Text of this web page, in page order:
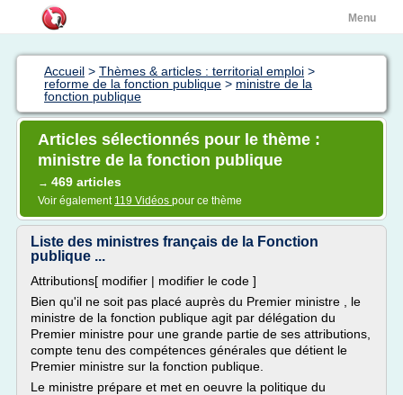
Menu
Accueil > Thèmes & articles : territorial emploi >
reforme de la fonction publique > ministre de la
fonction publique
Articles sélectionnés pour le thème :
ministre de la fonction publique
→ 469 articles
Voir également 119 Vidéos pour ce thème
Liste des ministres français de la Fonction
publique ...
Attributions[ modifier | modifier le code ]
Bien qu'il ne soit pas placé auprès du Premier ministre , le
ministre de la fonction publique agit par délégation du
Premier ministre pour une grande partie de ses attributions,
compte tenu des compétences générales que détient le
Premier ministre sur la fonction publique.
Le ministre prépare et met en oeuvre la politique du